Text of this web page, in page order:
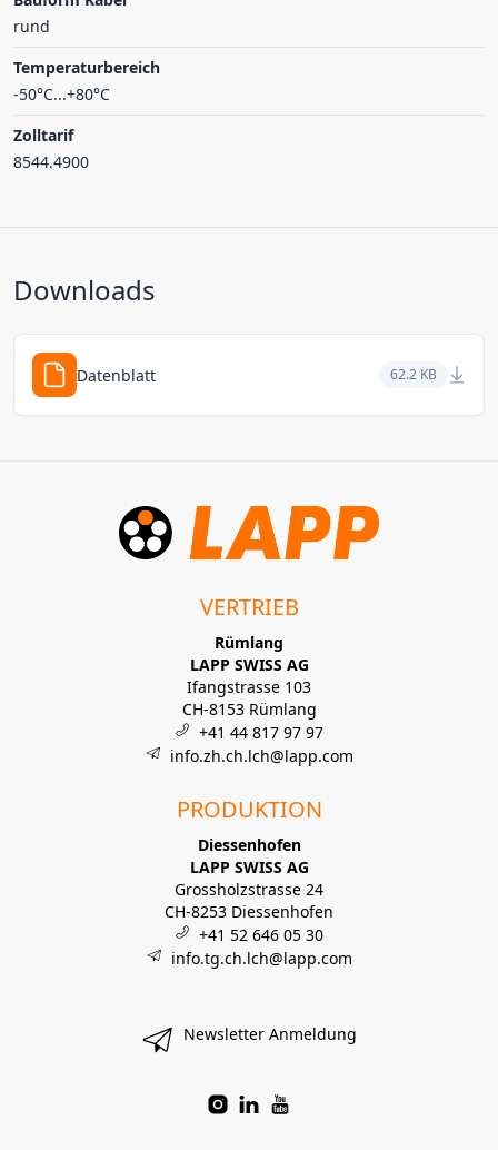
rund
Temperaturbereich
-50°C...+80°C
Zolltarif
8544.4900
Downloads
Datenblatt 62.2 KB
VERTRIEB
Rümlang
LAPP SWISS AG
Ifangstrasse 103
CH-8153 Rümlang
+41 44 817 97 97
info.zh.ch.lch@lapp.com
PRODUKTION
Diessenhofen
LAPP SWISS AG
Grossholzstrasse 24
CH-8253 Diessenhofen
+41 52 646 05 30
info.tg.ch.lch@lapp.com
Newsletter Anmeldung